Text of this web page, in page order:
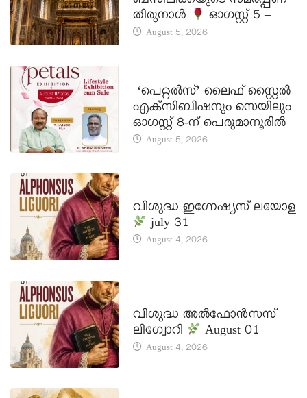
തിരുനാൾ
ഓഗസ്റ്റ് 5 –
August 5, 2026
‘പെറ്റൽസ്’ ലൈഫ് സ്റ്റൈൽ
എക്സിബിഷനും സെയിലും
ഓഗസ്റ്റ് 8-ന് പെരുമാനൂരിൽ
August 5, 2026
വിശുദ്ധ ഇഗ്നേഷ്യസ് ലയോള
july 31
August 4, 2026
വിശുദ്ധ അൽഫോൻസസ്
ലിഗ്വോറി
August 01
August 4, 2026